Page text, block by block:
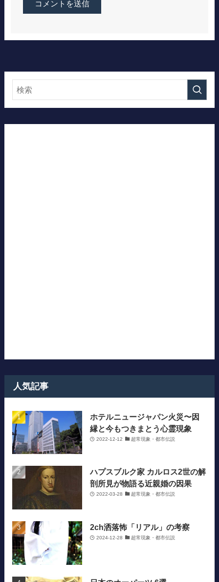
人気記事
ホテルニュージャパン火災〜因
縁と今もつきまとう心霊現象
2022-12-12 超常現象・都市伝説
ハプスブルク家 カルロス2世の解
剖所見が物語る近親婚の因果
2022-03-28 超常現象・都市伝説
2ch洒落怖「リアル」の考察
2024-12-28 超常現象・都市伝説